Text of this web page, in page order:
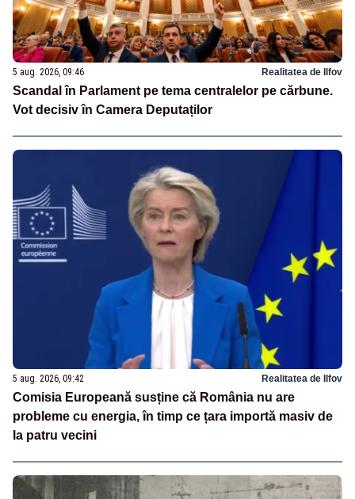
5 aug. 2026, 09:46 Realitatea de Ilfov
Scandal în Parlament pe tema centralelor pe cărbune.
Vot decisiv în Camera Deputaților
5 aug. 2026, 09:42 Realitatea de Ilfov
Comisia Europeană susține că România nu are
probleme cu energia, în timp ce țara importă masiv de
la patru vecini